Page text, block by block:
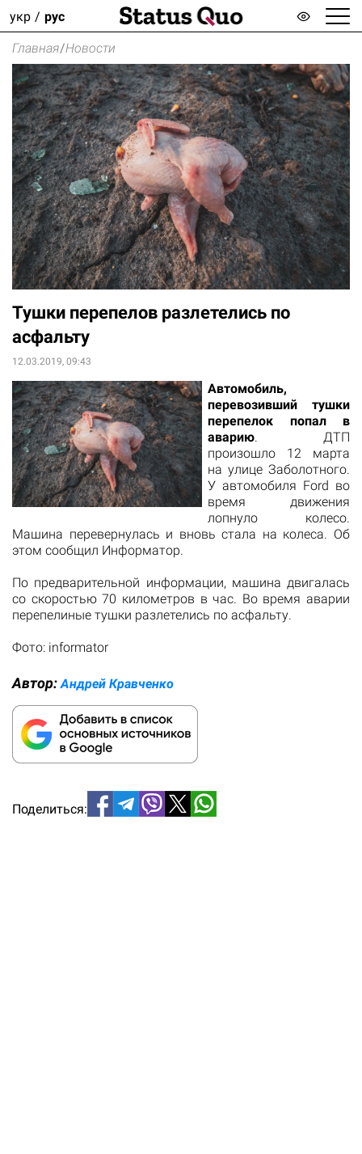
укр рус
Главная/Новости
Тушки перепелов разлетелись по
асфальту
12.03.2019, 09:43
Автомобиль,
перевозивший тушки
перепелок попал в
аварию. ДТП
произошло 12 марта
на улице Заболотного.
У автомобиля Ford во
время движения
лопнуло колесо.
Машина перевернулась и вновь стала на колеса. Об
этом сообщил Информатор.
По предварительной информации, машина двигалась
со скоростью 70 километров в час. Во время аварии
перепелиные тушки разлетелись по асфальту.
Фото: informator
Автор: Андрей Кравченко
Поделиться: